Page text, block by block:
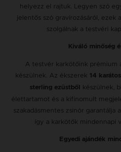
helyezz el rajtuk. Legyen szó
jelentős szó gravírozásáról, ezek
szolgálnak a testvéri
Kiváló minőség
A testvér karkötőink prémium
készülnek. Az ékszerek 14
sterling ezüstből
készülnek,
élettartamot és a kifinomult
szakadásmentes zsinór garantálja
így a karkötők mindennapi
Egyedi ajándék